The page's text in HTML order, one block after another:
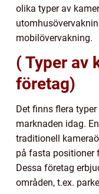
olika typer av
mobilövervakning.
( Typer av
företag)
Det finns flera
marknaden idag.
traditionell
på fasta positioner
Dessa företag
områden, t.ex.